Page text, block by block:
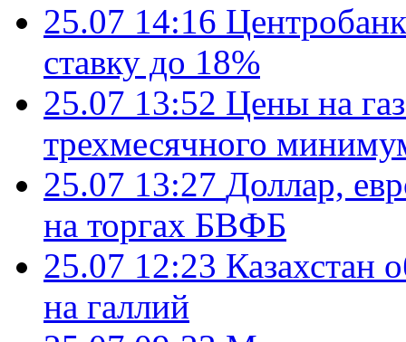
25.07 14:16
ставку до 18%
25.07 13:52 Цены на
трехмесячного
25.07 13:27 Доллар,
на торгах БВФБ
25.07 12:23 Казахстан
на галлий